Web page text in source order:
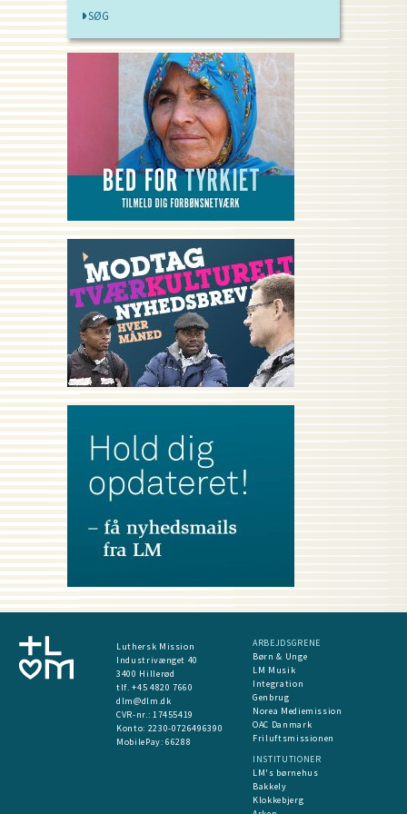
Luthersk Mission
Industrivænget 40
3400 Hillerød
tlf. +45 4820 7660
dlm@dlm.dk
CVR-nr.: 17455419
​Konto: 2230-0726496390
MobilePay:66288
ARBEJDSGRENE
Børn & Unge
LM Musik
Integration
Genbrug
Norea Mediemission
OAC Danmark
Friluftsmissionen
INSTITUTIONER
LM's børnehus
Bakkely
Klokkebjerg